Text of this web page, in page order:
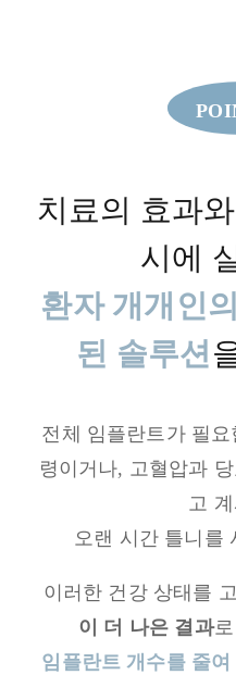
치료의 효과
시에
환자 개개인
된 솔루션
전체 임플란트가 필
령이거나, 고혈압과
고
오랜 시간 틀니를
이러한 건강 상태를
이 더 나은 결과
임플란트 개수를 줄